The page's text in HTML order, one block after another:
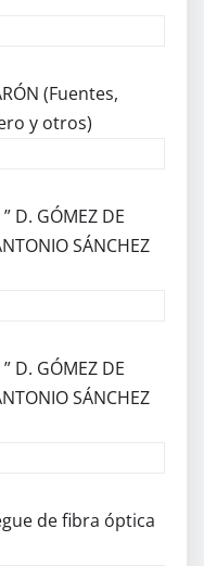
(Fuentes,
y otros)
D. GÓMEZ DE
SÁNCHEZ
D. GÓMEZ DE
SÁNCHEZ
de fibra óptica